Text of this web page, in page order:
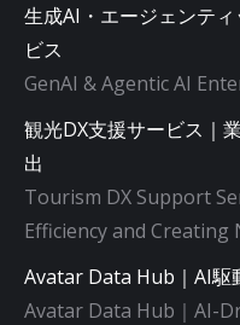
生成AI・エージェンテ
ビス
GenAI & Agentic AI
観光DX支援サービス｜
出
Tourism DX Support
Efficiency and Creating
Avatar Data Hub｜AI駆
Avatar Data Hub｜AI-